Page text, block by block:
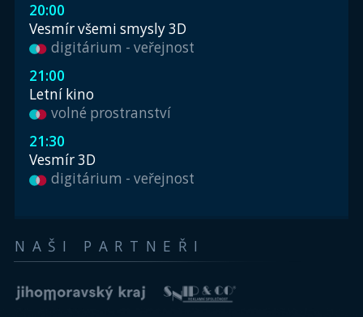
20:00
Vesmír všemi smysly 3D
digitárium - veřejnost
21:00
Letní kino
volné prostranství
21:30
Vesmír 3D
digitárium - veřejnost
NAŠI PARTNEŘI